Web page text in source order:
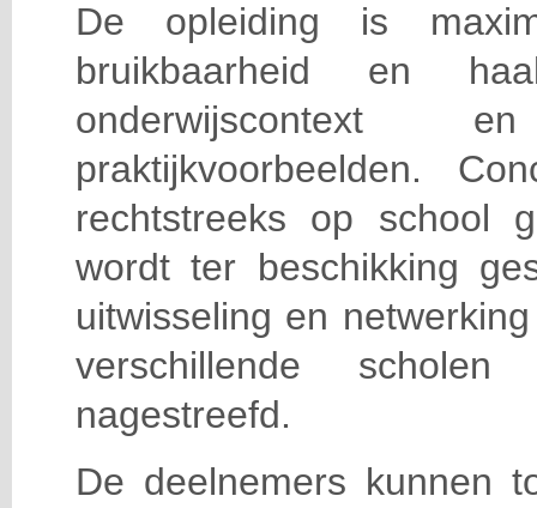
De opleiding is
bruikbaarheid en
praktijkvoorbeelden.
rechtstreeks op school
wordt ter beschikking
uitwisseling en
verschillende scholen
nagestreefd.
De deelnemers kunnen